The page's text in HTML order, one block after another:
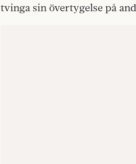
tvinga sin övertygelse på